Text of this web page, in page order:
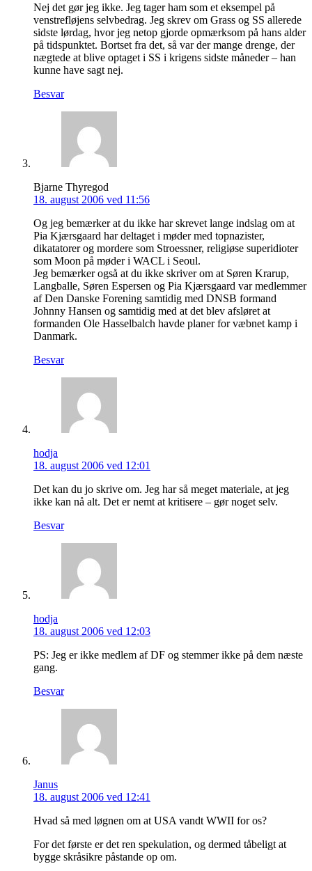
Nej det gør jeg ikke. Jeg tager ham som et eksempel på
venstrefløjens selvbedrag. Jeg skrev om Grass og SS allerede
sidste lørdag, hvor jeg netop gjorde opmærksom på hans alder
på tidspunktet. Bortset fra det, så var der mange drenge, der
nægtede at blive optaget i SS i krigens sidste måneder – han
kunne have sagt nej.
Besvar
Bjarne Thyregod
18. august 2006 ved 11:56
Og jeg bemærker at du ikke har skrevet lange indslag om at
Pia Kjærsgaard har deltaget i møder med topnazister,
dikatatorer og mordere som Stroessner, religiøse superidioter
som Moon på møder i WACL i Seoul.
Jeg bemærker også at du ikke skriver om at Søren Krarup,
Langballe, Søren Espersen og Pia Kjærsgaard var medlemmer
af Den Danske Forening samtidig med DNSB formand
Johnny Hansen og samtidig med at det blev afsløret at
formanden Ole Hasselbalch havde planer for væbnet kamp i
Danmark.
Besvar
hodja
18. august 2006 ved 12:01
Det kan du jo skrive om. Jeg har så meget materiale, at jeg
ikke kan nå alt. Det er nemt at kritisere – gør noget selv.
Besvar
hodja
18. august 2006 ved 12:03
PS: Jeg er ikke medlem af DF og stemmer ikke på dem næste
gang.
Besvar
Janus
18. august 2006 ved 12:41
Hvad så med løgnen om at USA vandt WWII for os?
For det første er det ren spekulation, og dermed tåbeligt at
bygge skråsikre påstande op om.